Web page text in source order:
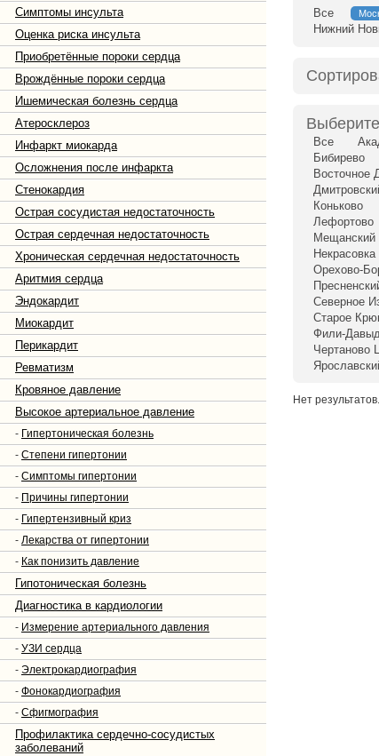
Симптомы инсульта
Оценка риска инсульта
Приобретённые пороки сердца
Врождённые пороки сердца
Ишемическая болезнь сердца
Атеросклероз
Инфаркт миокарда
Осложнения после инфаркта
Стенокардия
Острая сосудистая недостаточность
Острая сердечная недостаточность
Хроническая сердечная недостаточность
Аритмия сердца
Эндокардит
Миокардит
Перикардит
Ревматизм
Кровяное давление
Высокое артериальное давление
- Гипертоническая болезнь
- Степени гипертонии
- Симптомы гипертонии
- Причины гипертонии
- Гипертензивный криз
- Лекарства от гипертонии
- Как понизить давление
Гипотоническая болезнь
Диагностика в кардиологии
- Измерение артериального давления
- УЗИ сердца
- Электрокардиография
- Фонокардиография
- Сфигмография
Профилактика сердечно-сосудистых
заболеваний
Все
Нижний
Все
Бибирево
Восточное
Коньково
Лефортово
Мещанский
Некрасовка
Орехово-
Северное
Старое
Фили-
Чертаново
Нет результатов.